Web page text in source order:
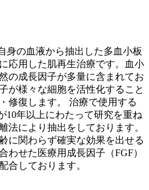
身の血液から抽出した多血小板
応用した肌再生治療です。血小
の成長因子が多量に含まれてお
が様々な細胞を活性化すること
修復します。 治療で使用する
10年以上にわたって研究を重ね
法により抽出をしております。
に関わらず確実な効果を出せる
わせた医療用成長因子（FGF）
合しております。